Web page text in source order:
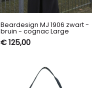
Beardesign MJ 1906 zwart -
bruin - cognac Large
€ 125,00